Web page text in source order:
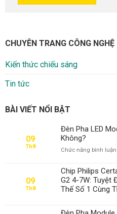
CHUYÊN TRANG CÔNG NGHỆ
Kiến thức chiếu sáng
Tin tức
BÀI VIẾT NỔI BẬT
09
Th8
Đèn Pha LED
Không?
Chức năng bình luận
09
Th8
Chip Philips
G2 4-7W: Tuyệt
Thế Số 1 Cùng